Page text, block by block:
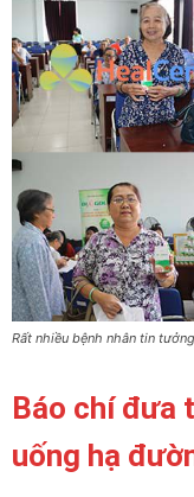
Rất nhiều bệnh nhân tin
Báo chí đưa
uống hạ